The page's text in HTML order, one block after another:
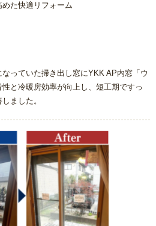
た快適リフォーム
っていた掃き出し窓にYKK AP内窓「ウ
と冷暖房効率が向上し、短工期ですっ
ました。